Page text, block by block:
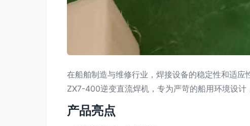
在船舶制造与维修行业，焊接设备的稳定性和适
ZX7-400逆变直流焊机，专为严苛的船用环境设计
产品亮点